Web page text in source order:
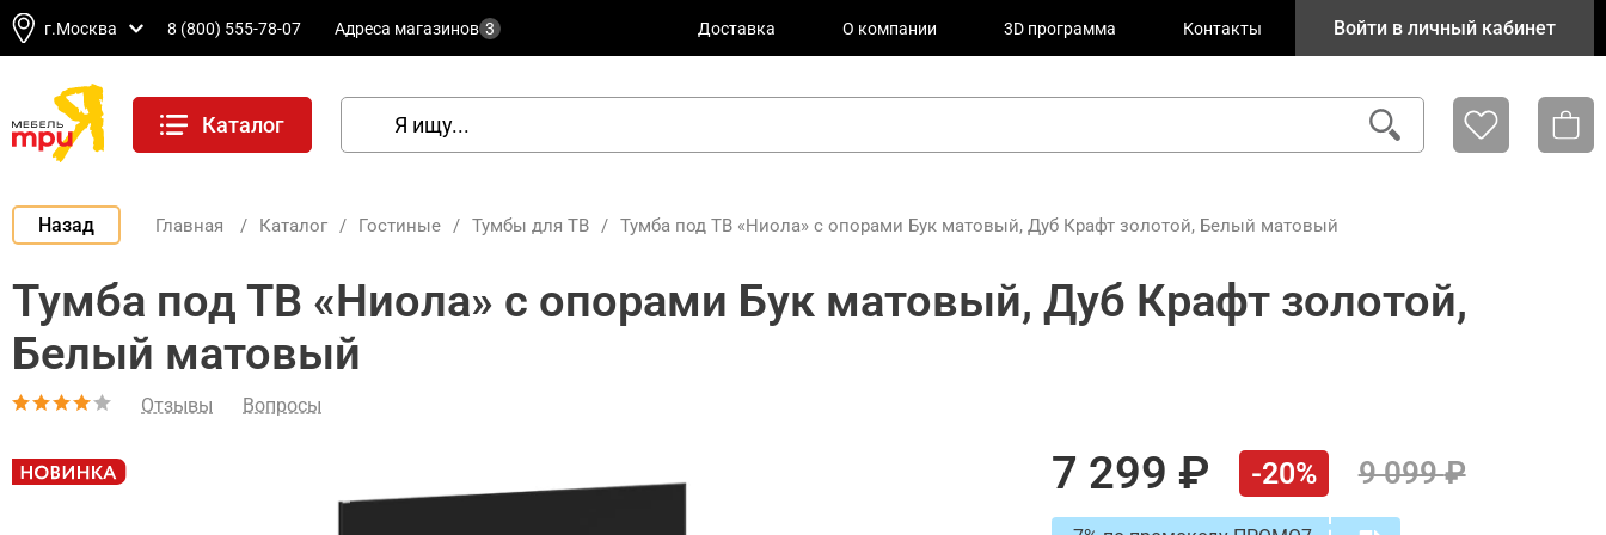
г.Москва 8 (800) 555-78-07 Адреса магазинов 3 Доставка О компании 3D программа Контакты Войти в личный кабинет
Каталог
Назад Главная / Каталог / Гостиные / Тумбы для ТВ / Тумба под ТВ «Ниола» с опорами Бук матовый, Дуб Крафт золотой, Белый матовый
Тумба под ТВ «Ниола» с опорами Бук матовый, Дуб Крафт золотой,
Белый матовый
Отзывы Вопросы
7 299 -20% 9 099